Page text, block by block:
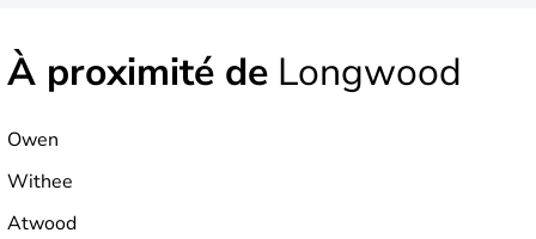
À proximité de Longwood
Owen
Withee
Atwood